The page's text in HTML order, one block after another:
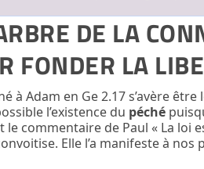
DE LA
FONDER LA
à Adam en Ge 2.17 s’avère
l’existence du péché
le commentaire de Paul « La loi
Elle l’a manifeste à nos